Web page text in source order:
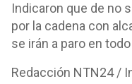
Indicaron que de no
por la cadena con
se irán a paro en
Redacción NTN24 /